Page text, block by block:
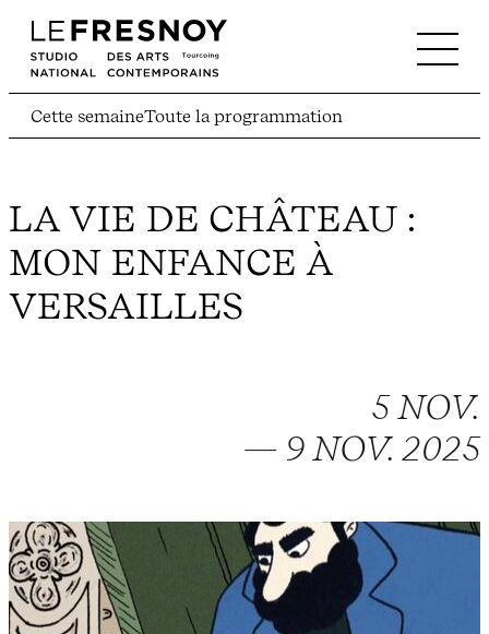
Cette semaineToute la programmation
LA VIE DE CHÂTEAU :
MON ENFANCE À
VERSAILLES
5 NOV.
— 9 NOV. 2025